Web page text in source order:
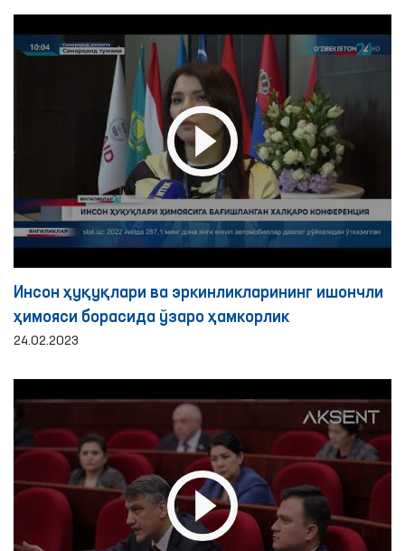
Инсон ҳуқуқлари ва эркинликларининг ишончли
ҳимояси борасида ўзаро ҳамкорлик
24.02.2023